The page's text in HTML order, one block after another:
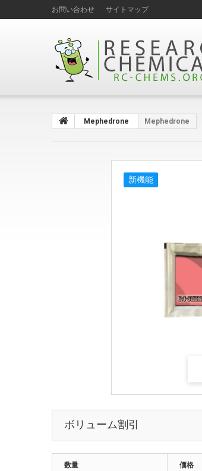
お問い合わせ サイトマップ
Mephedrone Mephedrone
新機能
ボリューム割引
数量 価格